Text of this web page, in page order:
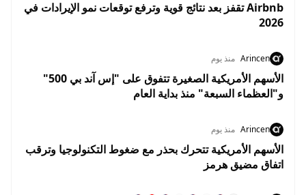
Airbnb تقفز بعد نتائج قوية وترفع توقعات نمو الإيرادات في
2026
Arincen منذ يوم
الأسهم الأمريكية الصغيرة تتفوق على "إس آند بي 500"
و"العظماء السبعة" منذ بداية العام
Arincen منذ يوم
الأسهم الأمريكية تتحرك بحذر مع ضغوط التكنولوجيا وترقب
اتفاق مضيق هرمز